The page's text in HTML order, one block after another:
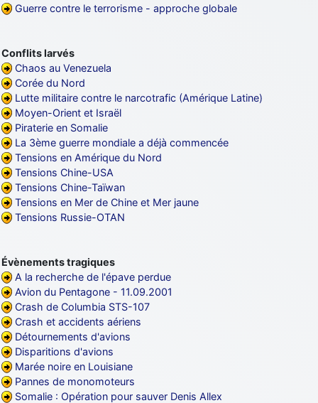
Guerre contre le terrorisme - approche globale
Conflits larvés
Chaos au Venezuela
Corée du Nord
Lutte militaire contre le narcotrafic (Amérique Latine)
Moyen-Orient et Israël
Piraterie en Somalie
La 3ème guerre mondiale a déjà commencée
Tensions en Amérique du Nord
Tensions Chine-USA
Tensions Chine-Taïwan
Tensions en Mer de Chine et Mer jaune
Tensions Russie-OTAN
Évènements tragiques
A la recherche de l'épave perdue
Avion du Pentagone - 11.09.2001
Crash de Columbia STS-107
Crash et accidents aériens
Détournements d'avions
Disparitions d'avions
Marée noire en Louisiane
Pannes de monomoteurs
Somalie : Opération pour sauver Denis Allex